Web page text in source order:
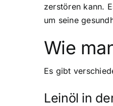
zerstören kann.
um seine
Wie
Es gibt
Leinöl in